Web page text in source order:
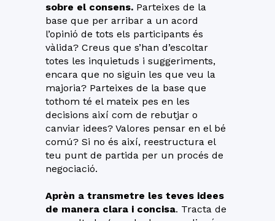
sobre el consens. Parteixes de la
base que per arribar a un acord
l’opinió de tots els participants és
vàlida? Creus que s’han d’escoltar
totes les inquietuds i suggeriments,
encara que no siguin les que veu la
majoria? Parteixes de la base que
tothom té el mateix pes en les
decisions així com de rebutjar o
canviar idees? Valores pensar en el bé
comú? Si no és així, reestructura el
teu punt de partida per un procés de
negociació.
Aprèn a transmetre les teves idees
de manera clara i concisa. Tracta de